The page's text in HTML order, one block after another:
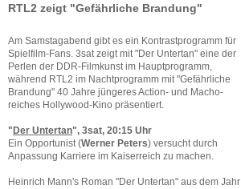
RTL2 zeigt "Gefährliche Brandung"
Am Samstagabend gibt es ein Kontrastprogramm für
Spielfilm-Fans. 3sat zeigt mit "Der Untertan" eine der
Perlen der DDR-Filmkunst im Hauptprogramm,
während RTL2 im Nachtprogramm mit "Gefährliche
Brandung" 40 Jahre jüngeres Action- und Macho-
reiches Hollywood-Kino präsentiert.
" Der Untertan", 3sat, 20:15 Uhr
Ein Opportunist (Werner Peters) versucht durch
Anpassung Karriere im Kaiserreich zu machen.
Heinrich Mann's Roman "Der Untertan" aus dem Jahr